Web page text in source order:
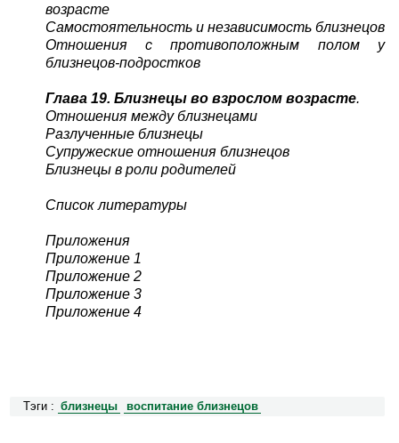
возрасте
Самостоятельность и независимость близнецов
Отношения с противоположным полом у
близнецов-подростков
Глава 19. Близнецы во взрослом возрасте.
Отношения между близнецами
Разлученные близнецы
Супружеские отношения близнецов
Близнецы в роли родителей
Список литературы
Приложения
Приложение 1
Приложение 2
Приложение 3
Приложение 4
Тэги : близнецы воспитание близнецов